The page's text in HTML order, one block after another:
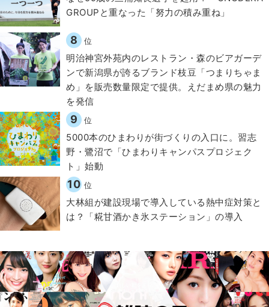
GROUPと重なった「努力の積み重ね」
8 位
明治神宮外苑内のレストラン・森のビアガーデ
ンで新潟県が誇るブランド枝豆「つまりちゃま
め」を販売数量限定で提供。えだまめ県の魅力
を発信
9 位
5000本のひまわりが街づくりの入口に。習志
野・鷺沼で「ひまわりキャンパスプロジェク
ト」始動
10 位
大林組が建設現場で導入している熱中症対策と
は？「糀甘酒かき氷ステーション」の導入